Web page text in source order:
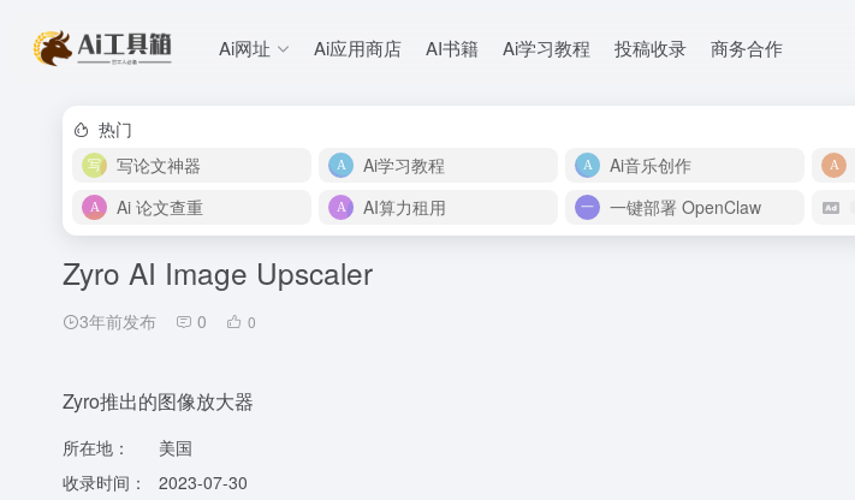
Ai网址 Ai应用商店 AI书籍 Ai学习教程 投稿收录 商务合作
热门
写论文神器
Ai学习教程 Ai音乐创作
Ai 论文查重
AI算力租用 一键部署 OpenClaw
Zyro AI Image Upscaler
3年前发布 0 0
Zyro推出的图像放大器
所在地：
美国
收录时间：
2023-07-30